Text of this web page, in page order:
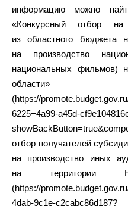
информацию можно
«Конкурсный отбор на
из областного бюджета
на производство
национальных фильмов)
области»
(https://
6225−4a99-a45d-
отбор получателей
на производство иных
на территории
(https://
4dab-9c1e-c2cabc86d187?